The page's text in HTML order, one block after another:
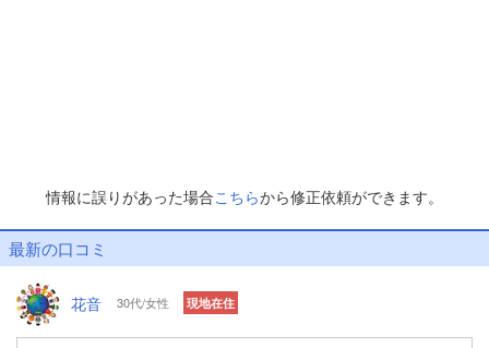
情報に誤りがあった場合こちらから修正依頼ができます。
最新の口コミ
花音 30代/女性 現地在住